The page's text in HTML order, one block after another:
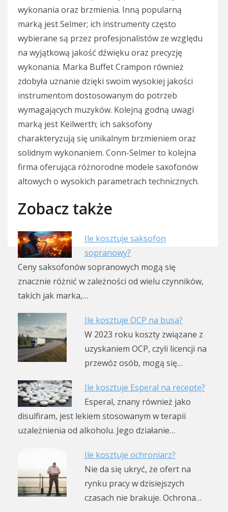
wykonania oraz brzmienia. Inną popularną
marką jest Selmer; ich instrumenty często
wybierane są przez profesjonalistów ze względu
na wyjątkową jakość dźwięku oraz precyzję
wykonania. Marka Buffet Crampon również
zdobyła uznanie dzięki swoim wysokiej jakości
instrumentom dostosowanym do potrzeb
wymagających muzyków. Kolejną godną uwagi
marką jest Keilwerth; ich saksofony
charakteryzują się unikalnym brzmieniem oraz
solidnym wykonaniem. Conn-Selmer to kolejna
firma oferująca różnorodne modele saxofonów
altowych o wysokich parametrach technicznych.
Zobacz także
Ile kosztuje saksofon
sopranowy?
Ceny saksofonów sopranowych mogą się
znacznie różnić w zależności od wielu czynników,
takich jak marka,…
Ile kosztuje OCP na busa?
W 2023 roku koszty związane z
uzyskaniem OCP, czyli licencji na
przewóz osób, mogą się…
Ile kosztuje Esperal na receptę?
Esperal, znany również jako
disulfiram, jest lekiem stosowanym w terapii
uzależnienia od alkoholu. Jego działanie…
Ile kosztuje ochroniarz?
Nie da się ukryć, że ofert na
rynku pracy w dzisiejszych
czasach nie brakuje. Ochrona…